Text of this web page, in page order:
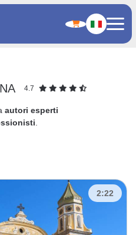
4.7
autori esperti
2:22